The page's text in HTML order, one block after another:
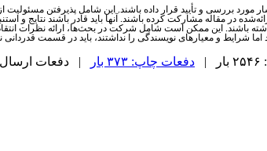
مورد بررسی و تأیید قرار داده باشند. این شامل پذیرفتن
در مقاله مشارکت کرده باشند. آنها باید قادر باشند نتایج و
باشند. این ممکن است شامل شرکت در بحث‌ها، ارائه نظرات
شرایط و معیارهای نویسندگی را نداشتند، باید در قسمت قدردانی
دفعات چاپ: ۳۷۳ بار | دفعات ارسال به